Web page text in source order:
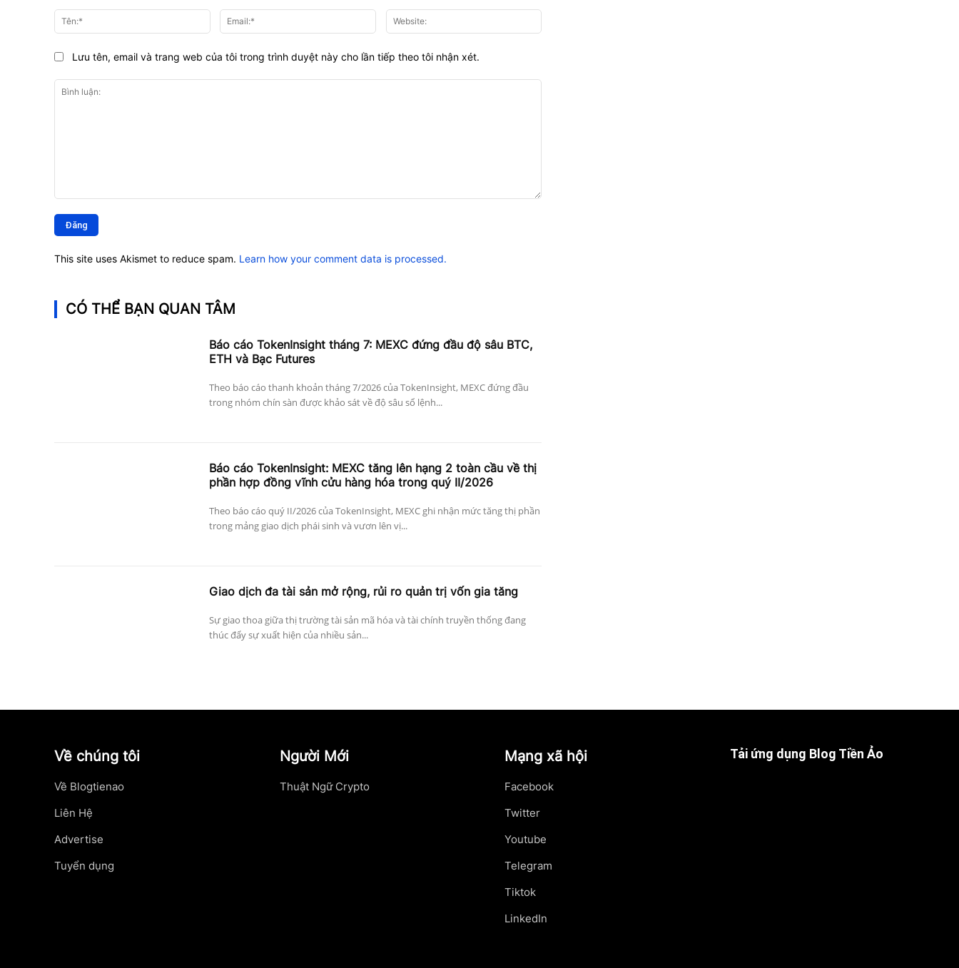
luận:
Tên:* Email:*
Lưu tên, email và trang web của tôi trong trình duyệt này cho lần tiếp theo tôi nhận xét.
This site uses Akismet to reduce spam. Learn how your comment data is processed.
CÓ THỂ BẠN QUAN TÂM
Báo cáo TokenInsight tháng 7: MEXC đứng đầu độ sâu BTC,
ETH và Bạc Futures
Theo báo cáo thanh khoản tháng 7/2026 của TokenInsight, MEXC đứng đầu
trong nhóm chín sàn được khảo sát về độ sâu sổ lệnh...
Báo cáo TokenInsight: MEXC tăng lên hạng 2 toàn cầu về thị
phần hợp đồng vĩnh cửu hàng hóa trong quý II/2026
Theo báo cáo quý II/2026 của TokenInsight, MEXC ghi nhận mức tăng thị phần
trong mảng giao dịch phái sinh và vươn lên vị...
Giao dịch đa tài sản mở rộng, rủi ro quản trị vốn gia tăng
Sự giao thoa giữa thị trường tài sản mã hóa và tài chính truyền thống đang
thúc đẩy sự xuất hiện của nhiều sản...
Về chúng tôi
Về Blogtienao
Liên Hệ
Advertise
Tuyển dụng
Người Mới
Thuật Ngữ Crypto
Mạng xã hội
Facebook
Twitter
Youtube
Telegram
Tiktok
LinkedIn
Tải ứng dụng Blog Tiền Ảo